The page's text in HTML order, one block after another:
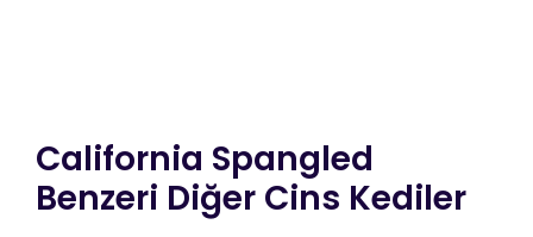
California Spangled
Benzeri Diğer Cins Kediler